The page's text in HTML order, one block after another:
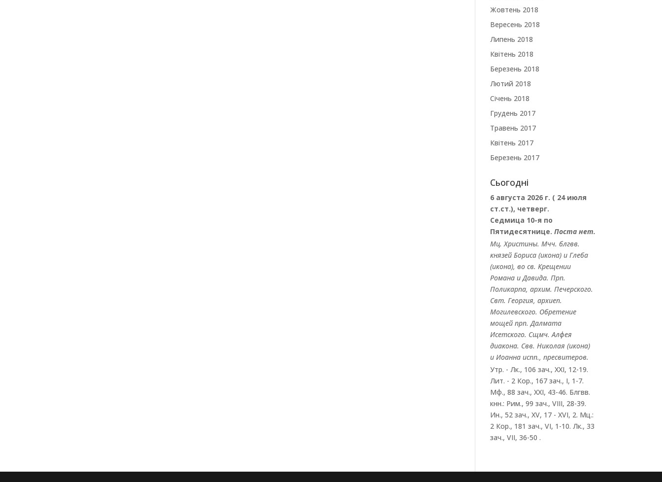
Жовтень 2018
Вересень 2018
Липень 2018
Квітень 2018
Березень 2018
Лютий 2018
Січень 2018
Грудень 2017
Травень 2017
Квітень 2017
Березень 2017
Сьогодні
6 августа 2026 г. ( 24 июля
ст.ст.), четверг.
Седмица 10-я по
Пятидесятнице. Поста нет.
Мц.Христины. Мчч. блгвв.
князей Бориса(икона) и Глеба
(икона), во св. Крещении
Романа и Давида. Прп.
Поликарпа, архим. Печерского.
Свт. Георгия, архиеп.
Могилевского. Обретение
мощей прп.Далмата
Исетского. Сщмч.Алфея
диакона. Свв. Николая (икона)
и Иоаннаиспп., пресвитеров.
Утр. - Лк., 106 зач., XXI, 12-19.
Лит. - 2 Кор., 167 зач., I, 1-7.
Мф., 88 зач., XXI, 43-46. Блгвв.
кнн.: Рим., 99 зач., VIII, 28-39.
Ин., 52 зач., XV, 17 - XVI, 2. Мц.:
2 Кор., 181 зач., VI, 1-10. Лк., 33
зач., VII, 36-50 .